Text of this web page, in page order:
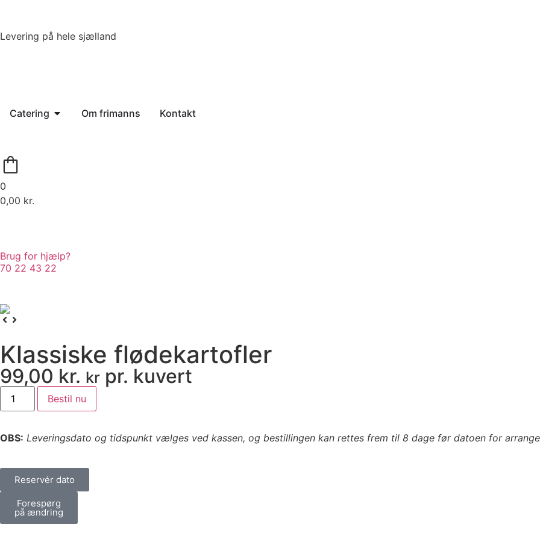
Levering på hele sjælland
Catering Om frimanns Kontakt
0
0,00 kr.
Brug for hjælp?
70 22 43 22
Klassiske flødekartofler
99,00 kr. kr pr. kuvert
Bestil nu
OBS: Leveringsdato og tidspunkt vælges ved kassen, og bestillingen kan rettes frem til 8 dage før datoen for
Reservér dato
Forespørg
på ændring